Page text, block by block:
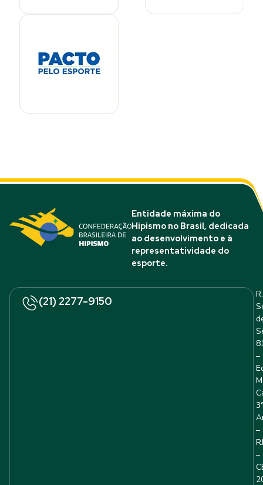
Entidade máxima do
Hipismo no Brasil, dedicada
ao desenvolvimento e à
representatividade do
esporte.
(21) 2277-9150
R.
–
–
RJ
–